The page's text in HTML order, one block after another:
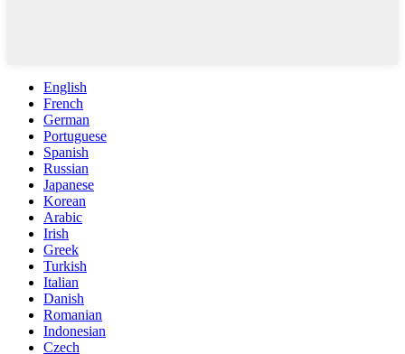
English
French
German
Portuguese
Spanish
Russian
Japanese
Korean
Arabic
Irish
Greek
Turkish
Italian
Danish
Romanian
Indonesian
Czech